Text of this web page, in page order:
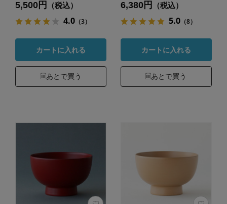
5,500円 （税込）
4.0（3）
カートに入れる
あとで買う
6,380円 （税込）
5.0（8）
カートに入れる
あとで買う